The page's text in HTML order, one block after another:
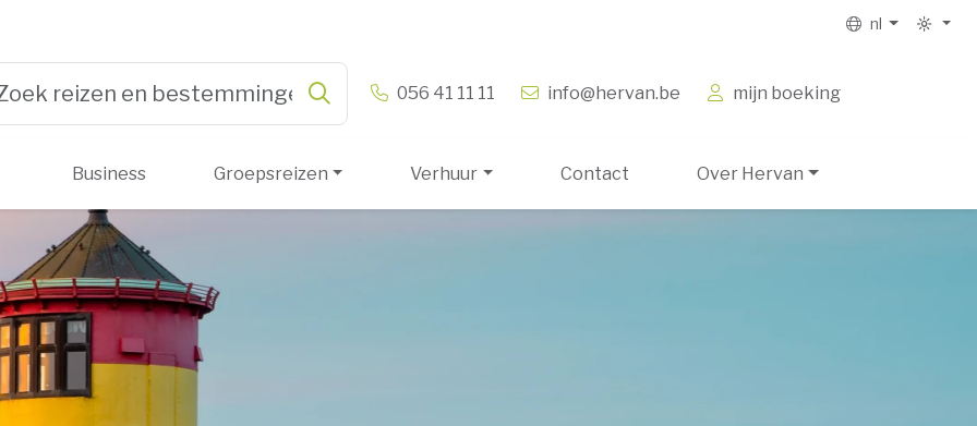
nl
& Vandamme 056 41 11 11 info@hervan.be mijn boeking
Business Groepsreizen Verhuur Contact Over Hervan